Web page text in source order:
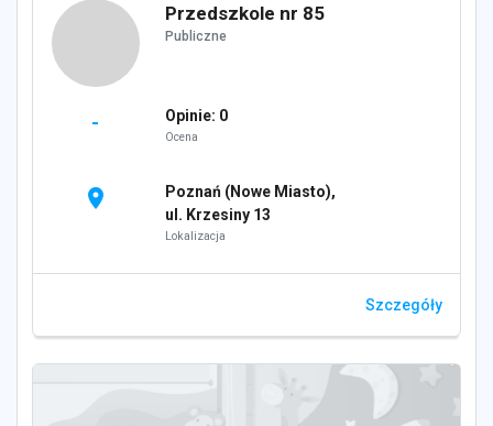
Przedszkole nr 85
Publiczne
- Opinie: 0
Ocena
location_on
Poznań (Nowe Miasto),
ul. Krzesiny 13
Lokalizacja
Szczegóły